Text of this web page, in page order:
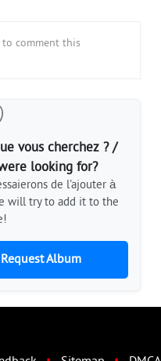
comment this
vous cherchez ? /
looking for?
de l'ajouter à
will try to add it to the
Album